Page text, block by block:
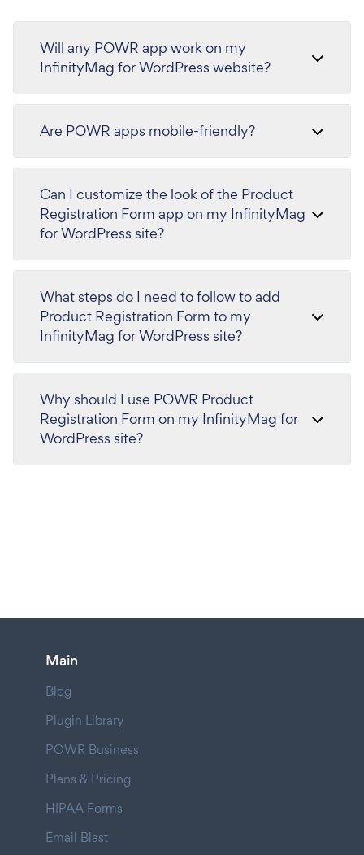
Will any POWR app work on my
InfinityMag for WordPress website?
Are POWR apps mobile-friendly?
Can I customize the look of the Product
Registration Form app on my InfinityMag
for WordPress site?
What steps do I need to follow to add
Product Registration Form to my
InfinityMag for WordPress site?
Why should I use POWR Product
Registration Form on my InfinityMag for
WordPress site?
Main
Blog
Plugin Library
POWR Business
Plans & Pricing
HIPAA Forms
Email Blast